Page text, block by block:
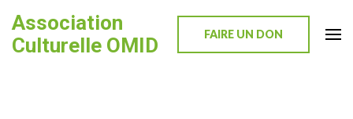
to
content
Association
Culturelle OMID
FAIRE UN DON